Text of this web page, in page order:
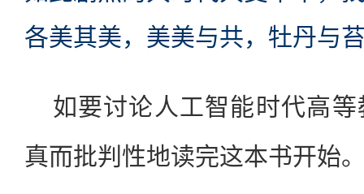
各美其美，美美与共，牡丹与
如要讨论人工智能时代高
真而批判性地读完这本书开始